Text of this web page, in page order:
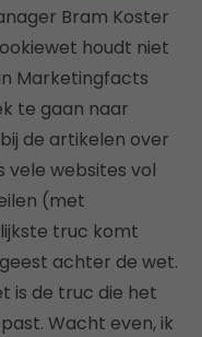
Bram Koster
houdt niet
Marketingfacts
te gaan naar
de artikelen over
vele websites vol
(met
truc komt
achter de wet.
is de truc die het
Wacht even, ik